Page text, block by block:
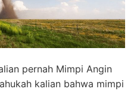
pernah Mimpi Angin
kalian bahwa mimpi